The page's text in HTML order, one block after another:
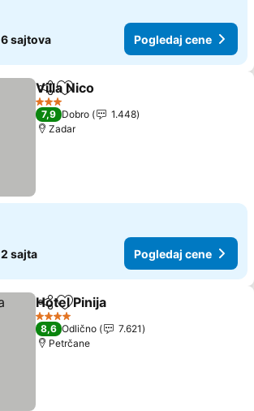
6 sajtova Pogledaj cene
Deli Dodati u favorite
Villa Nico
3 Zvezdice
7,9 Dobro
1.448
Zadar
2 sajta Pogledaj cene
Deli Dodati u favorite
Hotel Pinija
4 Zvezdice
8,6 Odlično
7.621
Petrčane